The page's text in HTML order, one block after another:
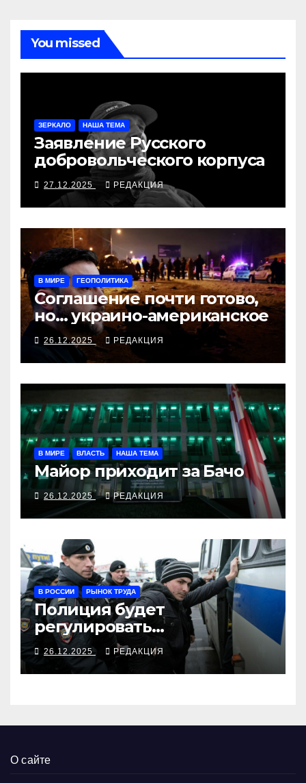
You missed
ЗЕРКАЛО НАША ТЕМА
Заявление Русского
добровольческого корпуса
27.12.2025 РЕДАКЦИЯ
В МИРЕ ГЕОПОЛИТИКА
Соглашение почти готово,
но… украино-американское
26.12.2025 РЕДАКЦИЯ
В МИРЕ ВЛАСТЬ НАША ТЕМА
Майор приходит за Бачо
26.12.2025 РЕДАКЦИЯ
В РОССИИ РЫНОК ТРУДА
Полиция будет
регулировать
трудоустройство
иностранцев вместе
Минтруда
26.12.2025 РЕДАКЦИЯ
О сайте